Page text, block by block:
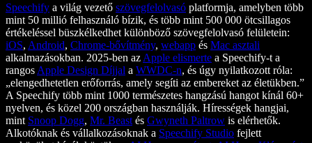
Speechify a világ vezető szövegfelolvasó platformja, amelyben több
mint 50 millió felhasználó bízik, és több mint 500 000 ötcsillagos
értékeléssel büszkélkedhet különböző szövegfelolvasó felületein:
iOS, Android, Chrome-bővítmény, webapp és Mac asztali
alkalmazásokban. 2025-ben az Apple elismerte a Speechify-t a
rangos Apple Design Díjjal a WWDC-n, és úgy nyilatkozott róla:
„elengedhetetlen erőforrás, amely segíti az embereket az életükben.”
A Speechify több mint 1000 természetes hangzású hangot kínál 60+
nyelven, és közel 200 országban használják. Hírességek hangjai,
mint Snoop Dogg, Mr. Beast és Gwyneth Paltrow is elérhetők.
Alkotóknak és vállalkozásoknak a Speechify Studio fejlett